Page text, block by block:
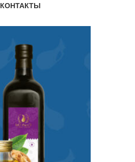
КОНТАКТЫ